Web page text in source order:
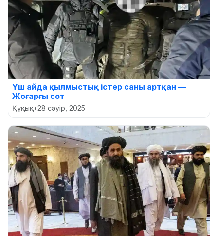
Үш айда қылмыстық істер саны артқан —
Жоғарғы сот
Құқық•28 сәуір, 2025